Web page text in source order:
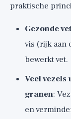
praktische
Gezonde
vis (rijk aan
bewerkt vet.
Veel
granen:
en